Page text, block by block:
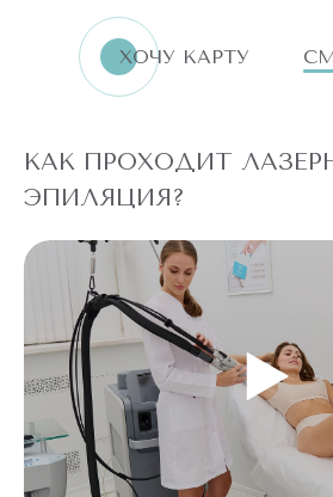
ХОЧУ КАРТУ
КАК ПРОХОДИТ
ЭПИЛЯЦИЯ?